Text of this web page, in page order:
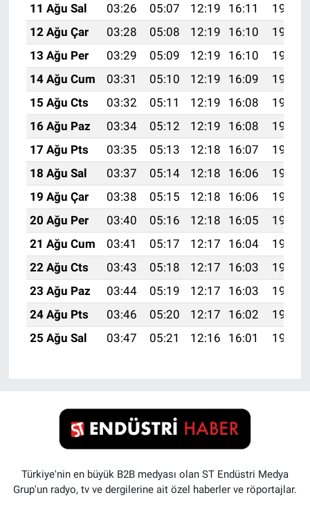
11 Ağu Sal
03:26 05:07 12:19 16:11
19:22
12 Ağu Çar
03:28 05:08 12:19 16:10
19:21
13 Ağu Per
03:29 05:09 12:19 16:10
19:20
14 Ağu Cum
03:31 05:10 12:19 16:09
19:18
15 Ağu Cts
03:32 05:11 12:19 16:08
19:17
16 Ağu Paz
03:34 05:12 12:19 16:08
19:15
17 Ağu Pts
03:35 05:13 12:18 16:07
19:14
18 Ağu Sal
03:37 05:14 12:18 16:06
19:13
19 Ağu Çar
03:38 05:15 12:18 16:06
19:11
20 Ağu Per
03:40 05:16 12:18 16:05
19:10
21 Ağu Cum
03:41 05:17 12:17 16:04
19:08
22 Ağu Cts
03:43 05:18 12:17 16:03
19:07
23 Ağu Paz
03:44 05:19 12:17 16:03
19:05
24 Ağu Pts
03:46 05:20 12:17 16:02
19:03
25 Ağu Sal
03:47 05:21 12:16 16:01 19:02
Türkiye'nin en büyük B2B medyası olan ST Endüstri Medya
Grup'un radyo, tv ve dergilerine ait özel haberler ve röportajlar.